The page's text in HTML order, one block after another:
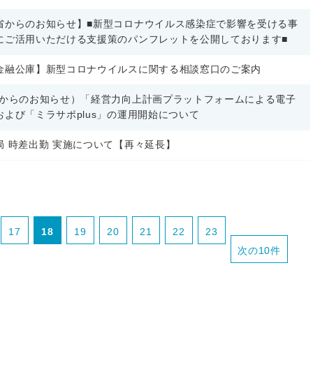
からのお知らせ】■新型コロナウイルス感染症で影響を受ける事
ご活用いただける支援策のパンフレットを公開しております■
融公庫】新型コロナウイルスに関する相談窓口のご案内
らのお知らせ）「経営力向上計画プラットフォームによる電子
よび「ミラサポplus」の運用開始について
時差出勤 実施について【再々延長】
17 18 19 20 21 22
23
次の10件